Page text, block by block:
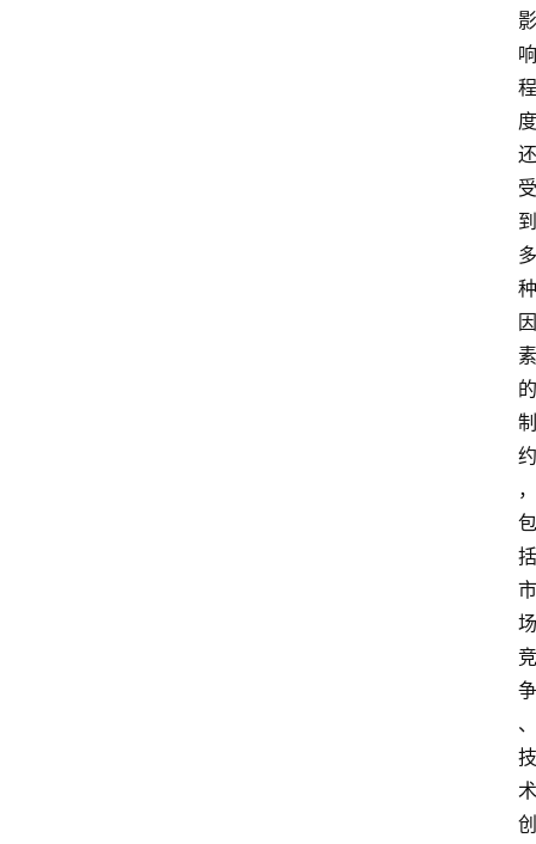
影
响
程
度
还
受
到
多
种
因
素
的
制
约
，
包
括
市
场
竞
争
、
技
术
创